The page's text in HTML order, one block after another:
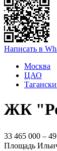
Написать в
Москва
ЦАО
ЖК
33 465 000 –
Площадь